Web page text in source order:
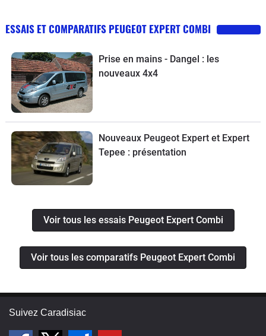
ESSAIS ET COMPARATIFS PEUGEOT EXPERT COMBI
Prise en mains - Dangel : les
nouveaux 4x4
Nouveaux Peugeot Expert et Expert
Tepee : présentation
Voir tous les essais Peugeot Expert Combi
Voir tous les comparatifs Peugeot Expert Combi
Suivez Caradisiac